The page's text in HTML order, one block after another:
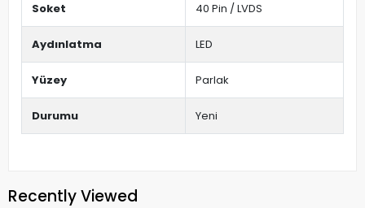
Soket 40 Pin / LVDS
Aydınlatma LED
Yüzey Parlak
Durumu Yeni
Recently Viewed